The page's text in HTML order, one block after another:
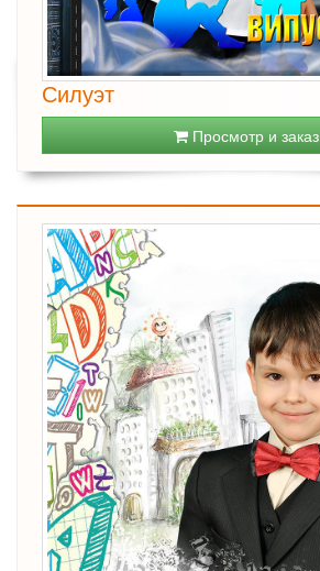
Силуэт
Просмотр и заказ